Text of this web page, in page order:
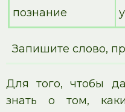
познание
Запишите слово,
Для того, чтобы
знать о том,